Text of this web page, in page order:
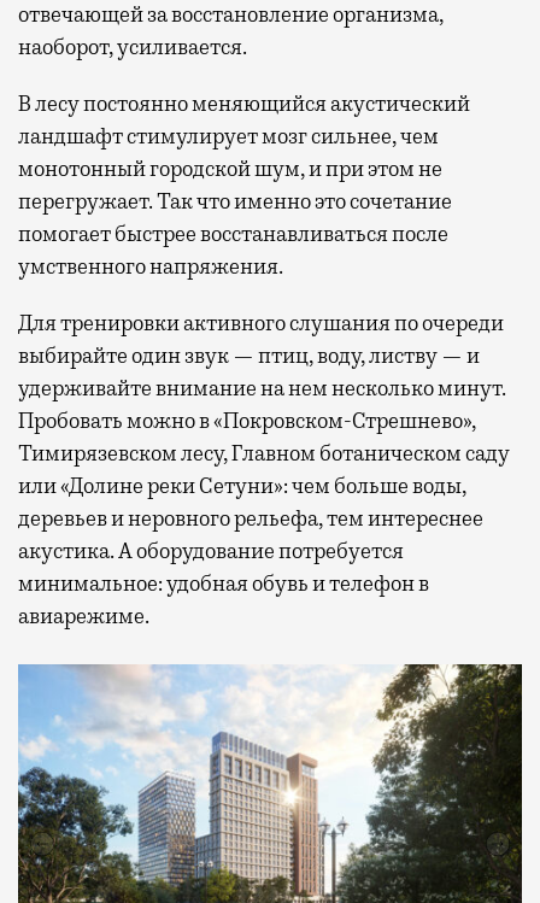
отвечающей за восстановление организма,
наоборот, усиливается.
В лесу постоянно меняющийся акустический
ландшафт стимулирует мозг сильнее, чем
монотонный городской шум, и при этом не
перегружает. Так что именно это сочетание
помогает быстрее восстанавливаться после
умственного напряжения.
Для тренировки активного слушания по очереди
выбирайте один звук — птиц, воду, листву — и
удерживайте внимание на нем несколько минут.
Пробовать можно в «Покровском-Стрешнево»,
Тимирязевском лесу, Главном ботаническом саду
или «Долине реки Сетуни»: чем больше воды,
деревьев и неровного рельефа, тем интереснее
акустика. А оборудование потребуется
минимальное: удобная обувь и телефон в
авиарежиме.